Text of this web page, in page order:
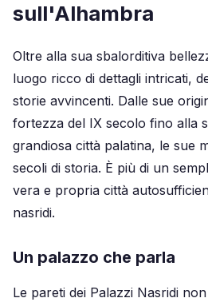
sull'Alhambra
Oltre alla sua sbalorditiva
luogo ricco di dettagli intricati,
storie avvincenti. Dalle sue
fortezza del IX secolo fino alla
grandiosa città palatina, le sue
secoli di storia. È più di un
vera e propria città
nasridi.
Un palazzo che parla
Le pareti dei Palazzi Nasridi